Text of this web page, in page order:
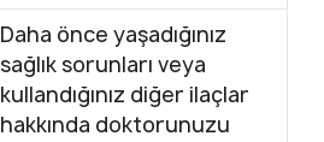
Daha önce yaşadığınız
sağlık sorunları veya
kullandığınız diğer ilaçlar
hakkında doktorunuzu